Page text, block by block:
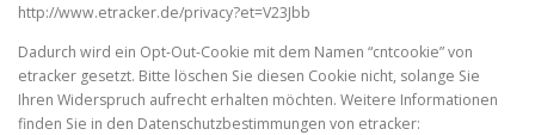
http://www.etracker.de/privacy?et=V23Jbb
Dadurch wird ein Opt-Out-Cookie mit dem Namen “cntcookie” von
etracker gesetzt. Bitte löschen Sie diesen Cookie nicht, solange Sie
Ihren Widerspruch aufrecht erhalten möchten. Weitere Informationen
finden Sie in den Datenschutzbestimmungen von etracker: